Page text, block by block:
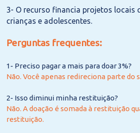
3- O recurso financia projetos locais
crianças e adolescentes.
Perguntas frequentes:
1- Preciso pagar a mais para doar 3%?
Não. Você apenas redireciona parte do
2- Isso diminui minha restituição?
Não. A doação é somada à restituição
restituição.